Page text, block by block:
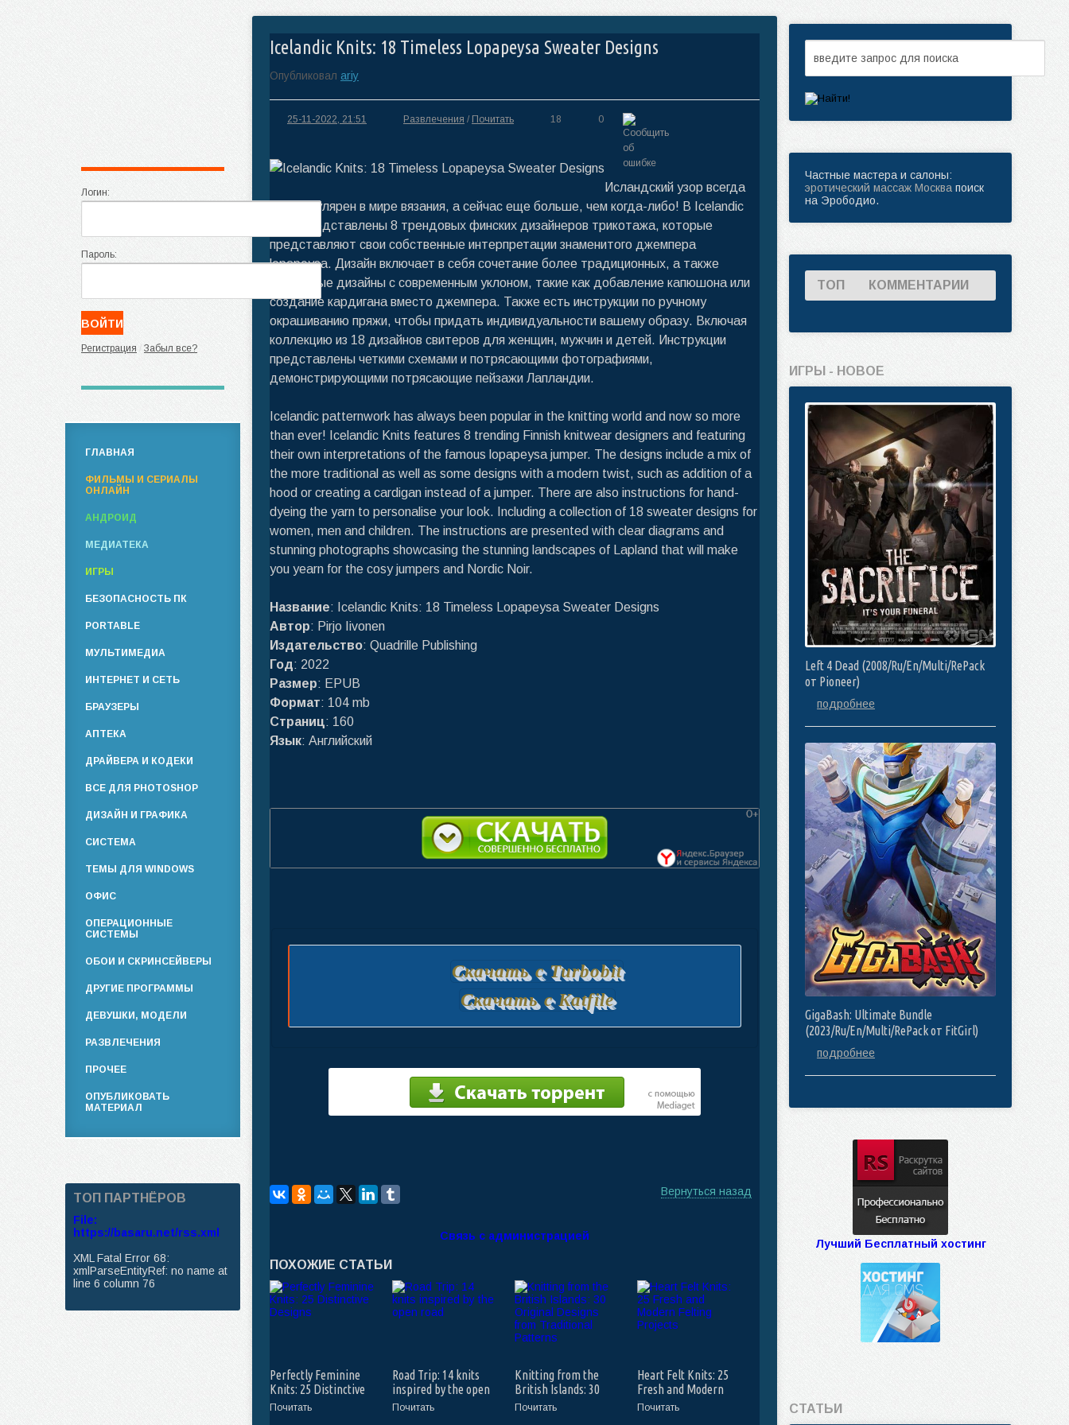
Icelandic Knits: 18 Timeless Lopapeysa Sweater Designs
Опубликовал ariy
25-11-2022, 21:51 Развлечения / Почитать 18 0
Исландский узор всегда
был популярен в мире вязания, а сейчас еще больше, чем когда-либо! В Icelandic
Knits представлены 8 трендовых финских дизайнеров трикотажа, которые
представляют свои собственные интерпретации знаменитого джемпера
lopapeysa. Дизайн включает в себя сочетание более традиционных, а также
некоторые дизайны с современным уклоном, такие как добавление капюшона или
создание кардигана вместо джемпера. Также есть инструкции по ручному
окрашиванию пряжи, чтобы придать индивидуальности вашему образу. Включая
коллекцию из 18 дизайнов свитеров для женщин, мужчин и детей. Инструкции
представлены четкими схемами и потрясающими фотографиями,
демонстрирующими потрясающие пейзажи Лапландии.
Icelandic patternwork has always been popular in the knitting world and now so more
than ever! Icelandic Knits features 8 trending Finnish knitwear designers and featuring
their own interpretations of the famous lopapeysa jumper. The designs include a mix of
the more traditional as well as some designs with a modern twist, such as addition of a
hood or creating a cardigan instead of a jumper. There are also instructions for hand-
dyeing the yarn to personalise your look. Including a collection of 18 sweater designs for
women, men and children. The instructions are presented with clear diagrams and
stunning photographs showcasing the stunning landscapes of Lapland that will make
you yearn for the cosy jumpers and Nordic Noir.
Название: Icelandic Knits: 18 Timeless Lopapeysa Sweater Designs
Автор: Pirjo Iivonen
Издательство: Quadrille Publishing
Год: 2022
Размер: EPUB
Формат: 104 mb
Страниц: 160
Язык: Английский
Скачать с Turbobit
Скачать с Katfile
Вернуться назад
Связь с администрацией
ПОХОЖИЕ СТАТЬИ
Perfectly Feminine
Knits: 25 Distinctive
Designs
Почитать
Road Trip: 14 knits
inspired by the open
road
Почитать
Knitting from the
British Islands: 30
Original Designs from
Почитать
Heart Felt Knits: 25
Fresh and Modern
Felting Projects
Почитать
Логин:
Пароль:
Регистрация / Забыл все?
ГЛАВНАЯ
ФИЛЬМЫ И СЕРИАЛЫ
ОНЛАЙН
АНДРОИД
МЕДИАТЕКА
ИГРЫ
БЕЗОПАСНОСТЬ ПК
PORTABLE
МУЛЬТИМЕДИА
ИНТЕРНЕТ И СЕТЬ
БРАУЗЕРЫ
АПТЕКА
ДРАЙВЕРА И КОДЕКИ
ВСЕ ДЛЯ PHOTOSHOP
ДИЗАЙН И ГРАФИКА
СИСТЕМА
ТЕМЫ ДЛЯ WINDOWS
ОФИС
ОПЕРАЦИОННЫЕ
СИСТЕМЫ
ОБОИ И СКРИНСЕЙВЕРЫ
ДРУГИЕ ПРОГРАММЫ
ДЕВУШКИ, МОДЕЛИ
РАЗВЛЕЧЕНИЯ
ПРОЧЕЕ
ОПУБЛИКОВАТЬ
МАТЕРИАЛ
ТОП ПАРТНЁРОВ
File:
https://basaru.net/rss.xml
XML Fatal Error 68:
xmlParseEntityRef: no name at
line 6 column 76
Частные мастера и салоны:
эротический массаж Москва поиск
на Эрободио.
ТОП КОММЕНТАРИИ
ИГРЫ - НОВОЕ
Left 4 Dead (2008/Ru/En/Multi/RePack
от Pioneer)
подробнее
GigaBash: Ultimate Bundle
(2023/Ru/En/Multi/RePack от FitGirl)
подробнее
Лучший Бесплатный хостинг
СТАТЬИ